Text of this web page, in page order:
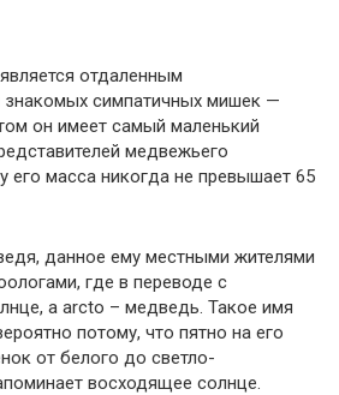
отдаленным
знакомых симпатичных мишек —
он имеет самый маленький
медвежьего
его масса никогда не превышает 65
данное ему местными жителями
где в переводе с
а arcto – медведь. Такое имя
потому, что пятно на его
от белого до светло-
восходящее солнце.